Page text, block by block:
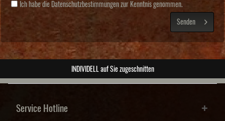
Ich habe die Datenschutzbestimmungen zur Kenntnis genommen.
Senden
auf Sie zugeschnitten
Service Hotline